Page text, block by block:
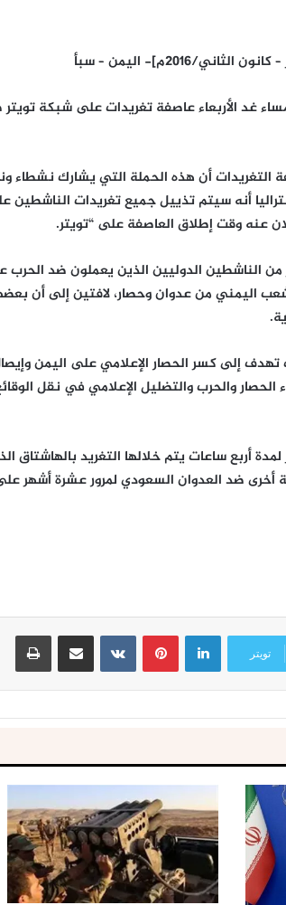
غد الأربعاء عاصفة تغريدات على شبكة
التغريدات أن هذه الحملة التي يشارك نشطاء
أنه سيتم تذييل جميع تغريدات الناشطين
عنه وقت إطلاق العاصفة على “تويتر.
من الناشطين الدوليين الذين يعملون ضد الحرب
اليمني من عدوان وحصار، لافتين إلى أن
تهدف إلى كسر الحصار الإعلامي على اليمن
الحصار والحرب والتضليل الإعلامي في نقل
أربع ساعات يتم خلالها التغريد
أخرى ضد العدوان السعودي لمرور عشرة أشهر
تويتر
لينكدإنبينتيريست مشاركة عبر البريد